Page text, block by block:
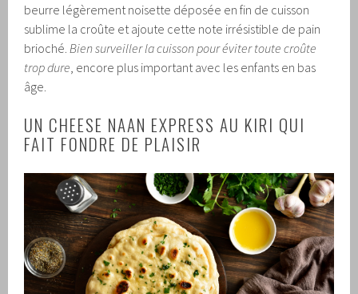
beurre légèrement noisette déposée en fin de cuisson
sublime la croûte et ajoute cette note irrésistible de pain
brioché. Bien surveiller la cuisson pour éviter toute croûte
trop dure , encore plus important avec les enfants en bas
âge.
UN CHEESE NAAN EXPRESS AU KIRI QUI
FAIT FONDRE DE PLAISIR